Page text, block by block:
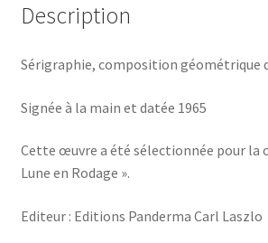
Description
Sérigraphie, composition géométrique
Signée à la main et datée 1965
Cette œuvre a été sélectionnée pour la
Lune en Rodage ».
Editeur : Editions Panderma Carl Laszlo